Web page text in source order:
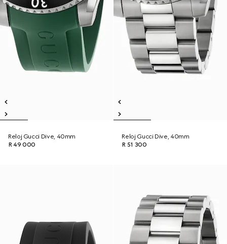
Reloj Gucci Dive, 40mm
R 49 000
Reloj Gucci Dive, 40mm
R 51 300